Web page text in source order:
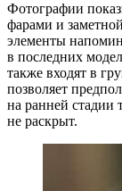
Фотографии
фарами и
элементы
в последних
также входят в
позволяет
на ранней стадии
не раскрыт.